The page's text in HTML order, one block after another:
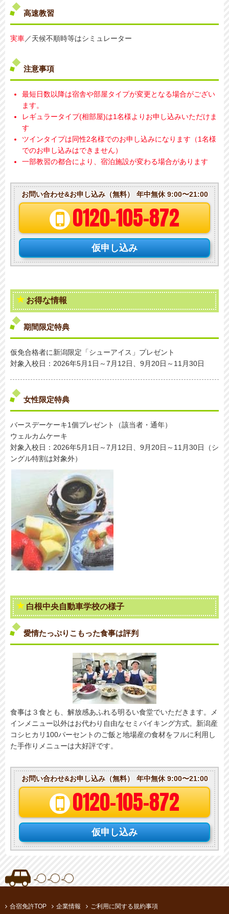
高速教習
実車／天候不順時等はシミュレーター
注意事項
最短日数以降は宿舎や部屋タイプが変更となる場合がござい
ます。
レギュラータイプ(相部屋)は1名様よりお申し込みいただけま
す
ツインタイプは同性2名様でのお申し込みになります（1名様
でのお申し込みはできません）
一部教習の都合により、宿泊施設が変わる場合があります
お問い合わせ&お申し込み（無料） 年中無休 9:00〜21:00
0120-105-872
仮申し込み
お得な情報
期間限定特典
仮免合格者に新潟限定「シューアイス」プレゼント
対象入校日：2026年5月1日～7月12日、9月20日～11月30日
女性限定特典
バースデーケーキ1個プレゼント（該当者・通年）
ウェルカムケーキ
対象入校日：2026年5月1日～7月12日、9月20日～11月30日（シ
ングル特割は対象外）
白根中央自動車学校の様子
愛情たっぷりこもった食事は評判
食事は３食とも、解放感あふれる明るい食堂でいただきます。メ
インメニュー以外はお代わり自由なセミバイキング方式。新潟産
コシヒカリ100パーセントのご飯と地場産の食材をフルに利用し
た手作りメニューは大好評です。
お問い合わせ&お申し込み（無料） 年中無休 9:00〜21:00
0120-105-872
仮申し込み
合宿免許TOP 企業情報 ご利用に関する規約事項